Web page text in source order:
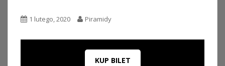
1 lutego, 2020 Piramidy
KUP BILET